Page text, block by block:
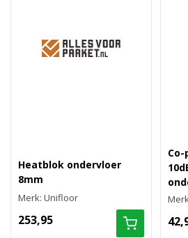
Heatblok ondervloer
8mm
Merk: Unifloor
253,95